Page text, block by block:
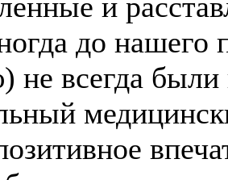
до нашего
не всегда